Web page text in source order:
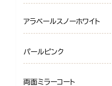
アラベールスノーホワイト
パールピンク
両面ミラーコート